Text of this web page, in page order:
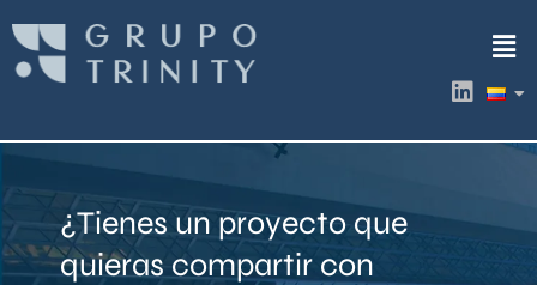
contenido
L
i
k
i
¿Tienes un proyecto que
quieras compartir con